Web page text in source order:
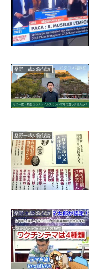
桑野一哉の陰謀論
桑野一哉の陰謀論
桑野一哉の陰謀論